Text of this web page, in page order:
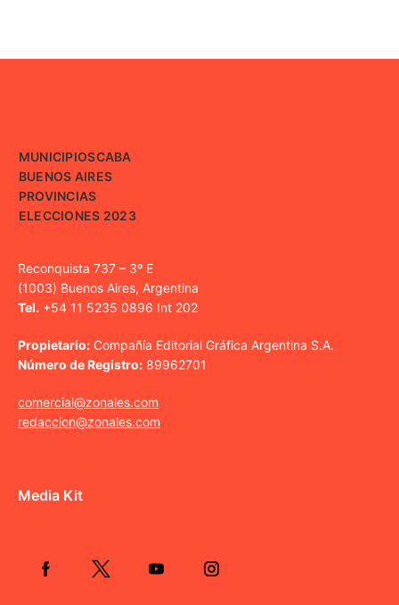
MUNICIPIOSCABA
BUENOS AIRES
PROVINCIAS
ELECCIONES 2023
Reconquista 737 – 3º E
(1003) Buenos Aires, Argentina
Tel. +54 11 5235 0896 Int 202
Propietario: Compañía Editorial Gráfica Argentina S.A.
Número de Registro: 89962701
comercial@zonales.com
redaccion@zonales.com
Media Kit